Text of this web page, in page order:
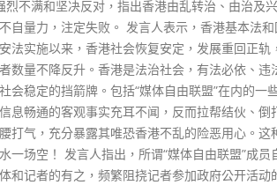
不满和坚决反对，指出香港由乱转治、由治及
自量力，注定失败。 发言人表示，香港基本法
法实施以来，香港社会恢复安定，发展重回正
数量不降反升。香港是法治社会，有法必依、
会稳定的挡箭牌。包括“媒体自由联盟”在内的
息畅通的客观事实充耳不闻，反而拉帮结伙、
打气，充分暴露其唯恐香港不乱的险恶用心。
一场空！ 发言人指出，所谓“媒体自由联盟”成
和记者的有之，频繁阻挠记者参加政府公开活